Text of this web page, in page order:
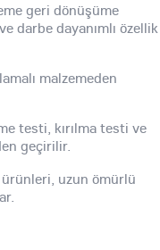
geri dönüşüme
darbe dayanımlı özellik
malzemeden
testi, kırılma testi ve
geçirilir.
ürünleri, uzun ömürlü